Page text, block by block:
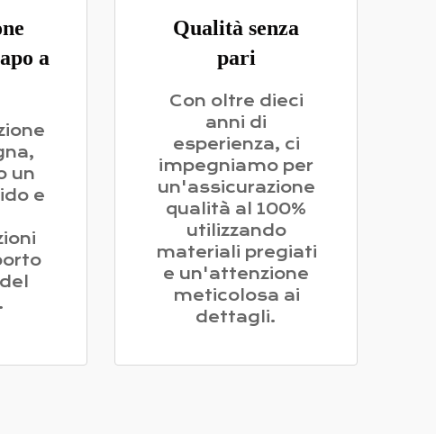
a
un
e
Qualità senza
pari
Con oltre dieci
anni di
esperienza, ci
impegniamo per
un'assicurazione
qualità al 100%
utilizzando
materiali pregiati
e un'attenzione
meticolosa ai
dettagli.